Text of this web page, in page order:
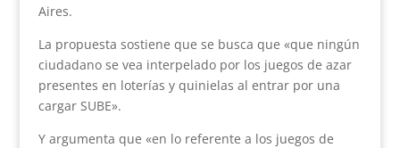
Aires.
La propuesta sostiene que se busca que «que ningún
ciudadano se vea interpelado por los juegos de azar
presentes en loterías y quinielas al entrar por una
cargar SUBE».
Y argumenta que «en lo referente a los juegos de